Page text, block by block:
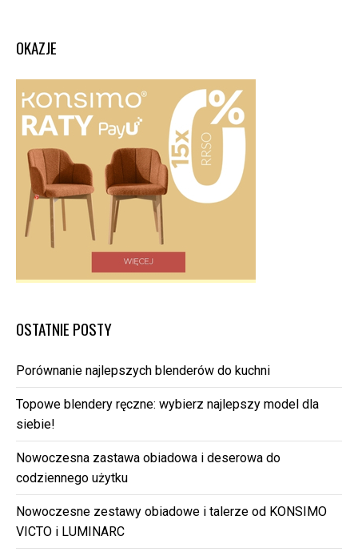
OKAZJE
OSTATNIE POSTY
Porównanie najlepszych blenderów do kuchni
Topowe blendery ręczne: wybierz najlepszy model dla
siebie!
Nowoczesna zastawa obiadowa i deserowa do
codziennego użytku
Nowoczesne zestawy obiadowe i talerze od KONSIMO
VICTO i LUMINARC